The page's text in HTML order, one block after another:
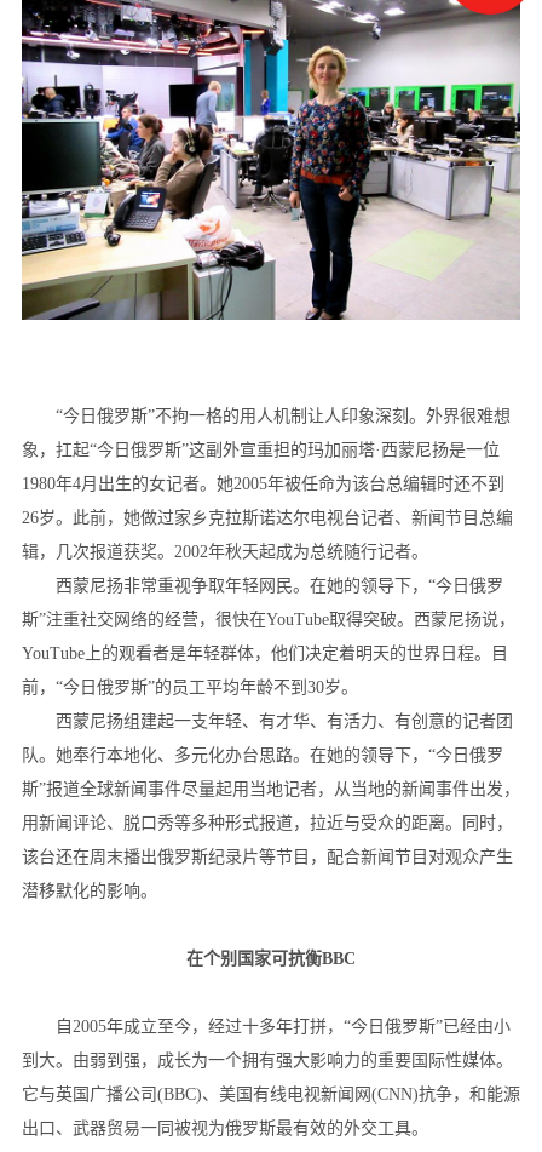
“今日俄罗斯”不拘一格的用人机制让人印象深刻。外界很难想
象，扛起“今日俄罗斯”这副外宣重担的玛加丽塔·西蒙尼扬是一位
1980年4月出生的女记者。她2005年被任命为该台总编辑时还不到
26岁。此前，她做过家乡克拉斯诺达尔电视台记者、新闻节目总编
辑，几次报道获奖。2002年秋天起成为总统随行记者。
西蒙尼扬非常重视争取年轻网民。在她的领导下，“今日俄罗
斯”注重社交网络的经营，很快在YouTube取得突破。西蒙尼扬说，
YouTube上的观看者是年轻群体，他们决定着明天的世界日程。目
前，“今日俄罗斯”的员工平均年龄不到30岁。
西蒙尼扬组建起一支年轻、有才华、有活力、有创意的记者团
队。她奉行本地化、多元化办台思路。在她的领导下，“今日俄罗
斯”报道全球新闻事件尽量起用当地记者，从当地的新闻事件出发，
用新闻评论、脱口秀等多种形式报道，拉近与受众的距离。同时，
该台还在周末播出俄罗斯纪录片等节目，配合新闻节目对观众产生
潜移默化的影响。
在个别国家可抗衡BBC
自2005年成立至今，经过十多年打拼，“今日俄罗斯”已经由小
到大。由弱到强，成长为一个拥有强大影响力的重要国际性媒体。
它与英国广播公司(BBC)、美国有线电视新闻网(CNN)抗争，和能源
出口、武器贸易一同被视为俄罗斯最有效的外交工具。